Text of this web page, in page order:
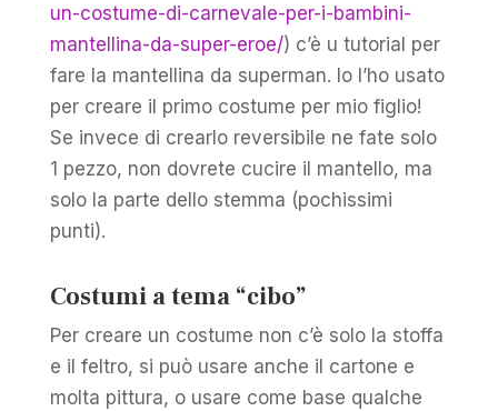
un-costume-di-carnevale-per-i-bambini-
mantellina-da-super-eroe/) c’è u tutorial per
fare la mantellina da superman. Io l’ho usato
per creare il primo costume per mio figlio!
Se invece di crearlo reversibile ne fate solo
1 pezzo, non dovrete cucire il mantello, ma
solo la parte dello stemma (pochissimi
punti).
Costumi a tema “cibo”
Per creare un costume non c’è solo la stoffa
e il feltro, si può usare anche il cartone e
molta pittura, o usare come base qualche